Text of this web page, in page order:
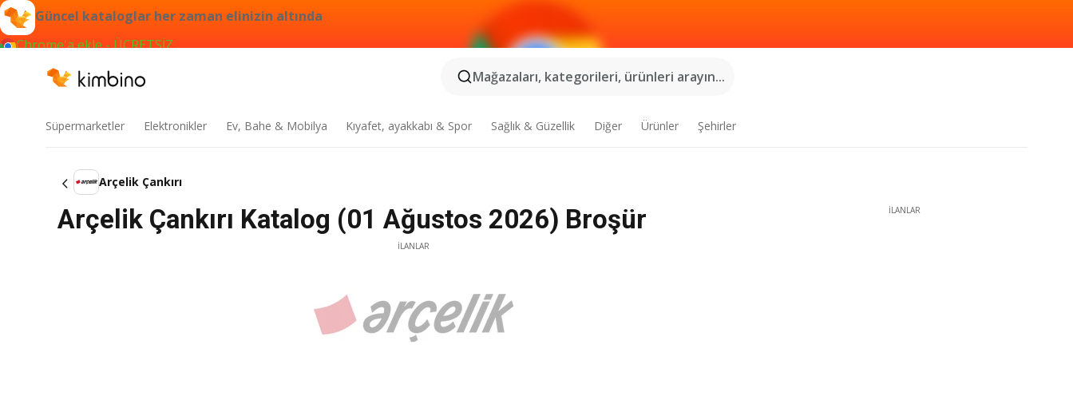
Güncel kataloglar her zaman elinizin altında
Chrome'a ekle - ÜCRETSİZ
Mağazaları, kategorileri, ürünleri arayın...
Süpermarketler Elektronikler Ev, Bahe & Mobilya Kıyafet, ayakkabı & Spor Sağlık & Güzellik Diğer Ürünler Şehirler
Arçelik Çankırı
Arçelik Çankırı Katalog (01 Ağustos 2026) Broşür
İLANLAR
İLANLAR